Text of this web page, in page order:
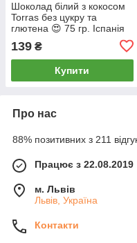
Шоколад білий з кокосом
Torras без цукру та
глютена 😍 75 гр. Іспанія
139 ₴
Купити
Про нас
88% позитивних з 211
Працює з 22.08.2019
м. Львів
Львів, Україна
Контакти